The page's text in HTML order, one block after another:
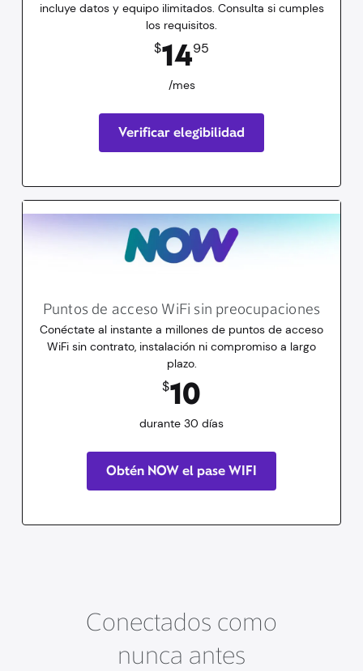
incluye datos y equipo ilimitados. Consulta si cumples
los requisitos.
$1495
/mes
Verificar elegibilidad
Puntos de acceso WiFi sin preocupaciones
Conéctate al instante a millones de puntos de acceso
WiFi sin contrato, instalación ni compromiso a largo
plazo.
durante 30 días
$10
durante 30 días
Obtén NOW el pase WIFI
Conectados como
nunca antes